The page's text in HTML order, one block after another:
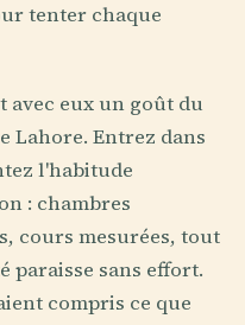
tenter chaque
avec eux un goût du
Lahore. Entrez dans
l'habitude
: chambres
cours mesurées, tout
paraisse sans effort.
compris ce que